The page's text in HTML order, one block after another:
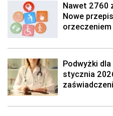
Nawet 2760
Nowe
Podwyżki
stycznia